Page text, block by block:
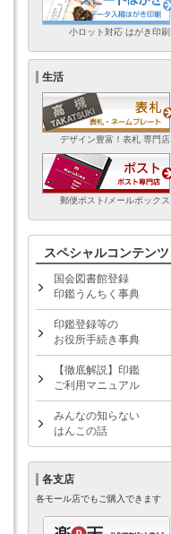
小ロット対応 はがき印刷
生活
デザイン豊富！表札 専門店
郵便ポスト/メールボックス
スペシャルコンテンツ
国会図書館登録
印鑑うんちく事典
印鑑登録等の
お役所手続き事典
【徹底解説】印鑑
ご利用マニュアル
みんなの知らない
はんこの話
各支店
各モール店でもご購入できます